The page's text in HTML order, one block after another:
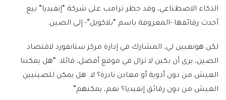
الذكاء الاصطناعي، وقد حظر ترامب على شركة “إنفيديا” بيع
أحدث رقائقها -المعروفة باسم “بلاكويل”- إلى الصين.
لكن هونغبين لي، المشارك في إدارة مركز ستانفورد لاقتصاد
الصين، يرى أن بكين لا تزال في موقع أفضل، قائلا: “هل يمكننا
العيش من دون أدوية أو معادن نادرة؟ لا. هل يمكن للصينيين
العيش من دون رقائق إنفيديا؟ نعم، يمكنهم”.